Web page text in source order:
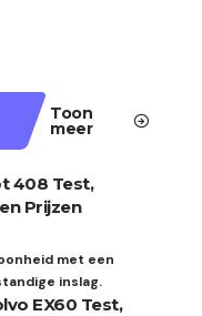
Toon
meer
408 Test,
Prijzen
met een
inslag.
EX60 Test,